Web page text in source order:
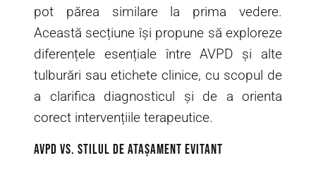
pot părea similare la prima vedere.
Această secțiune își propune să exploreze
diferențele esențiale între AVPD și alte
tulburări sau etichete clinice, cu scopul de
a clarifica diagnosticul și de a orienta
corect intervențiile terapeutice.
AVPD vs. stilul de atașament evitant